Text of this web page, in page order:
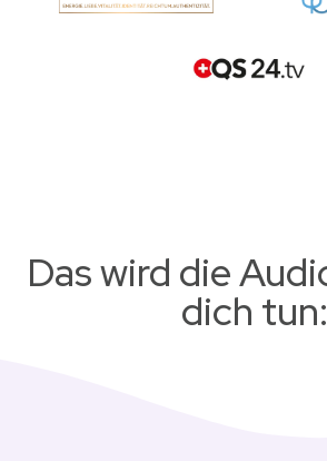
Das wird die
dich tun: